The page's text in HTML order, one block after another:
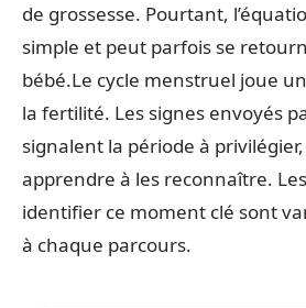
de grossesse. Pourtant,
simple et peut parfois se
bébé.Le cycle menstruel joue
la fertilité. Les signes envoyés
signalent la période à
apprendre à les reconnaître.
identifier ce moment clé sont
à chaque parcours.